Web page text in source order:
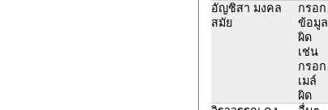
อัญชิสา มงคล
สมัย
กรอก
ข้อมูล
ผิด
เช่น
กรอก
เมล์
ผิด